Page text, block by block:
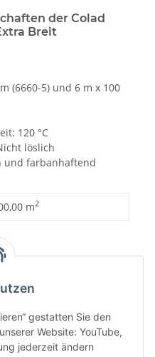
der Colad
Breit
(6660-5) und 6 m x 100
120 °C
löslich
und farbanhaftend
m2
gestatten Sie den
Website: YouTube,
jederzeit ändern